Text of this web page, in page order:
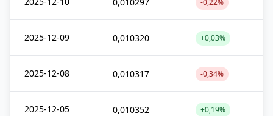
-0,22%
2025-12-09 0,010320 +0,03%
2025-12-08 0,010317 -0,34%
2025-12-05 0,010352 +0,19%